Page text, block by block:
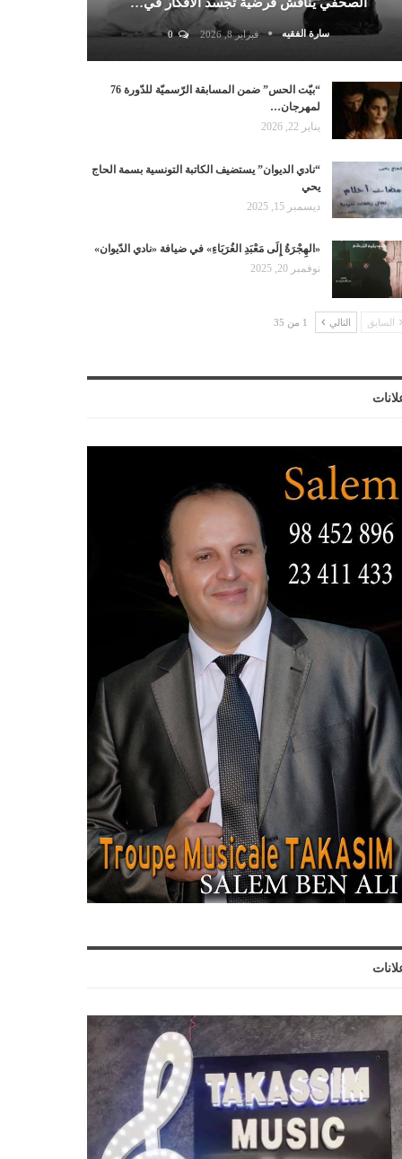
سارة الفقيه فبراير 8, 2026 0
“بيّت الحس” ضمن المسابقة الرّسميّة للدّورة 76
لمهرجان…
يناير 22, 2026
“نادي الديوان” يستضيف الكاتبة التونسية بسمة الحاج
يحي
ديسمبر 15, 2025
«الهِجْرَةُ إِلَى مَعْبَدِ الغُرَبَاءِ» في ضيافة «نادي الدّيوان»
نوفمبر 20, 2025
السابق التالي 1 من 35